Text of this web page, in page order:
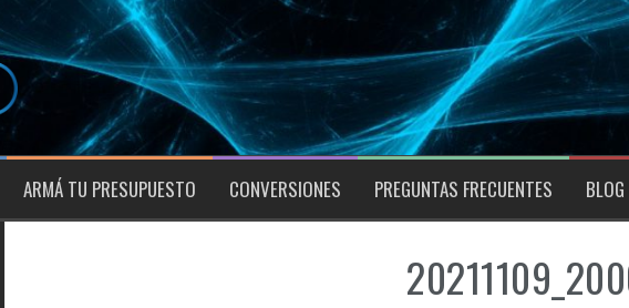
ARMÁ TU PRESUPUESTO CONVERSIONES PREGUNTAS FRECUENTES BLOG